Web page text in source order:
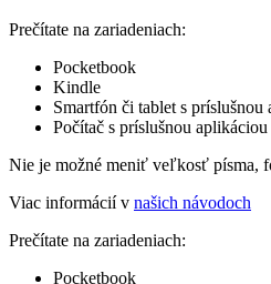
Prečítate na zariadeniach:
Pocketbook
Kindle
Smartfón či tablet s príslušnou
Počítač s príslušnou aplikáciou
Nie je možné meniť veľkosť písma,
Viac informácií v našich návodoch
Prečítate na zariadeniach:
Pocketbook